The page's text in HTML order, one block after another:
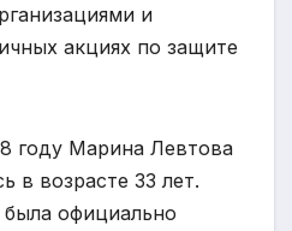
и
акциях по защите
году Марина Левтова
в возрасте 33 лет.
официально